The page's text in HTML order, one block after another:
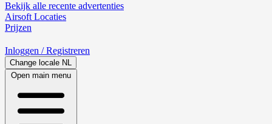
Bekijk alle recente advertenties
Airsoft Locaties
Prijzen
Inloggen / Registreren
Change locale NL
Open main menu